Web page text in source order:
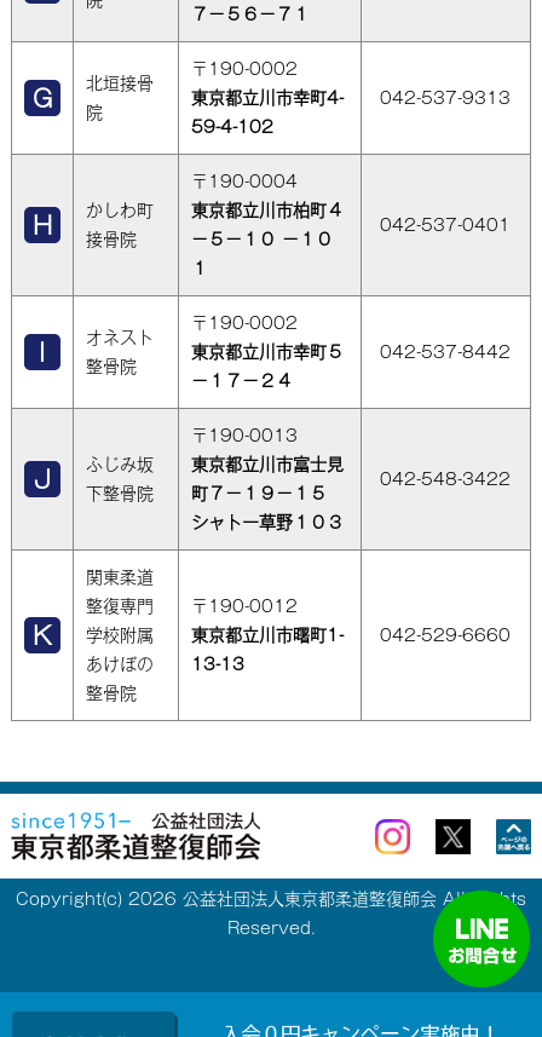
７－５６－７１
北垣接骨
院
〒190-0002
東京都立川市幸町4-
59-4-102
042-537-9313
かしわ町
接骨院
〒190-0004
東京都立川市柏町４
－５－１０ －１０
１
042-537-0401
オネスト
整骨院
〒190-0002
東京都立川市幸町５
－１７－２４
042-537-8442
ふじみ坂
下整骨院
〒190-0013
東京都立川市富士見
町７－１９－１５
シャトー草野１０３
042-548-3422
関東柔道
整復専門
学校附属
あけぼの
整骨院
〒190-0012
東京都立川市曙町1-
13-13
042-529-6660
Copyright(c) 2026 公益社団法人東京都柔道整復師会 All Rights
Reserved.